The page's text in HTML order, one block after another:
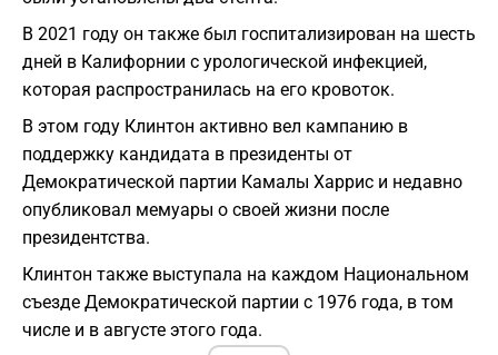
В 2021 году он также был госпитализирован на шесть
дней в Калифорнии с урологической инфекцией,
которая распространилась на его кровоток.
В этом году Клинтон активно вел кампанию в
поддержку кандидата в президенты от
Демократической партии Камалы Харрис и недавно
опубликовал мемуары о своей жизни после
президентства.
Клинтон также выступала на каждом Национальном
съезде Демократической партии с 1976 года, в том
числе и в августе этого года.